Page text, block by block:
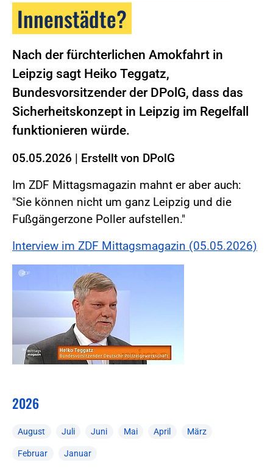
Innenstädte?
Nach der fürchterlichen Amokfahrt in
Leipzig sagt Heiko Teggatz,
Bundesvorsitzender der DPolG, dass das
Sicherheitskonzept in Leipzig im Regelfall
funktionieren würde.
05.05.2026 | Erstellt von DPolG
Im ZDF Mittagsmagazin mahnt er aber auch:
"Sie können nicht um ganz Leipzig und die
Fußgängerzone Poller aufstellen."
Interview im ZDF Mittagsmagazin (05.05.2026)
2026
August Juli Juni Mai April März
Februar Januar